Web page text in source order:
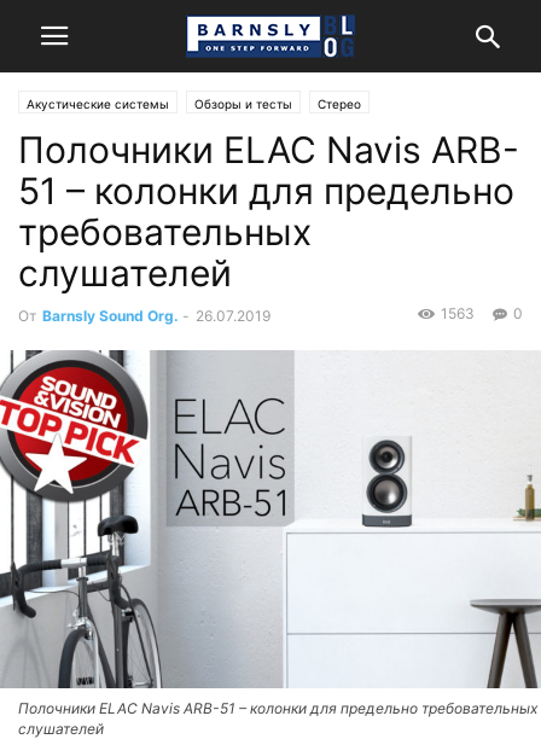
Акустические системы Обзоры и тесты Стерео
Полочники ELAC Navis ARB-
51 – колонки для предельно
требовательных
слушателей
От Barnsly Sound Org. - 26.07.2019 0
1563
Полочники ELAC Navis ARB-51 – колонки для предельно требовательных
слушателей